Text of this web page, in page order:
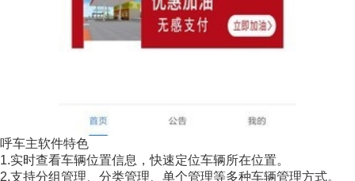
呼车主软件特色
1.实时查看车辆位置信息，快速定位车辆所在位置。
2.支持分组管理、分类管理、单个管理等多种车辆管理方式。